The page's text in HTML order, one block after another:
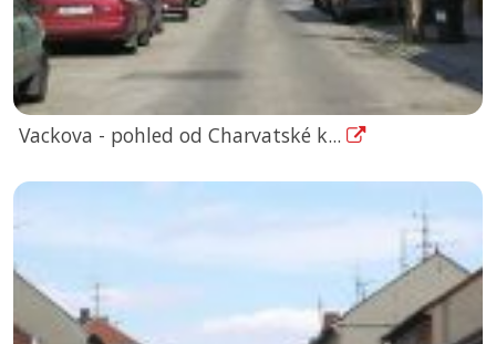
Vackova - pohled od Charvatské k...